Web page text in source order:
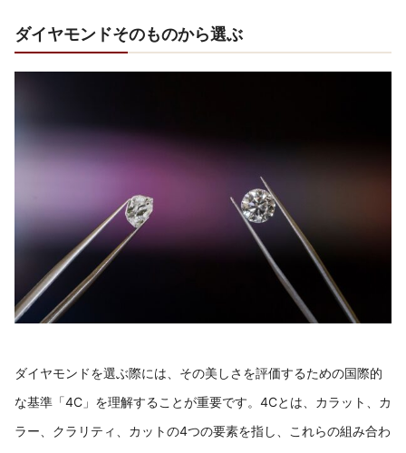
ダイヤモンドそのものから選ぶ
ダイヤモンドを選ぶ際には、その美しさを評価するための国際的
な基準「4C」を理解することが重要です。4Cとは、カラット、カ
ラー、クラリティ、カットの4つの要素を指し、これらの組み合わ